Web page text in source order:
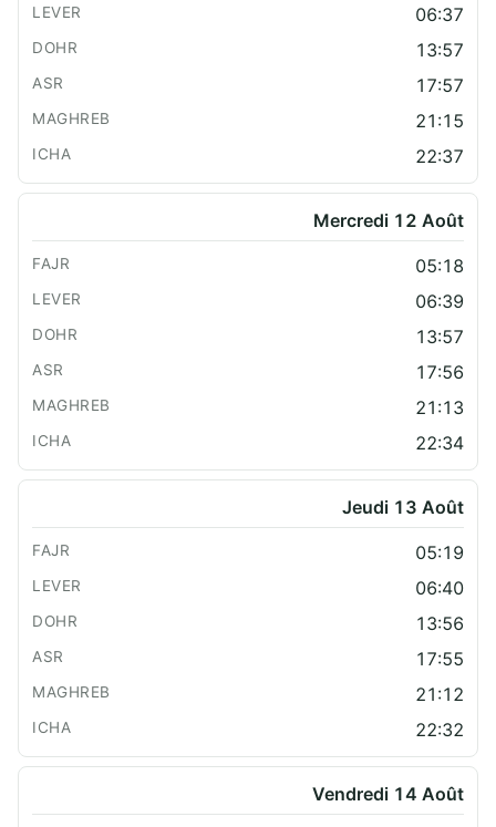
06:37
13:57
17:57
21:15
22:37
Mercredi 12 Août
05:18
06:39
13:57
17:56
21:13
22:34
Jeudi 13 Août
05:19
06:40
13:56
17:55
21:12
22:32
Vendredi 14 Août